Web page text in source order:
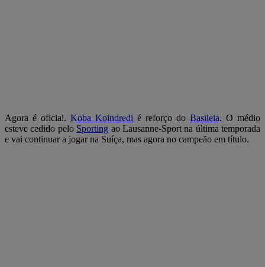
Agora é oficial. Koba Koindredi é reforço do Basileia. O médio
esteve cedido pelo Sporting ao Lausanne-Sport na última temporada
e vai continuar a jogar na Suíça, mas agora no campeão em título.